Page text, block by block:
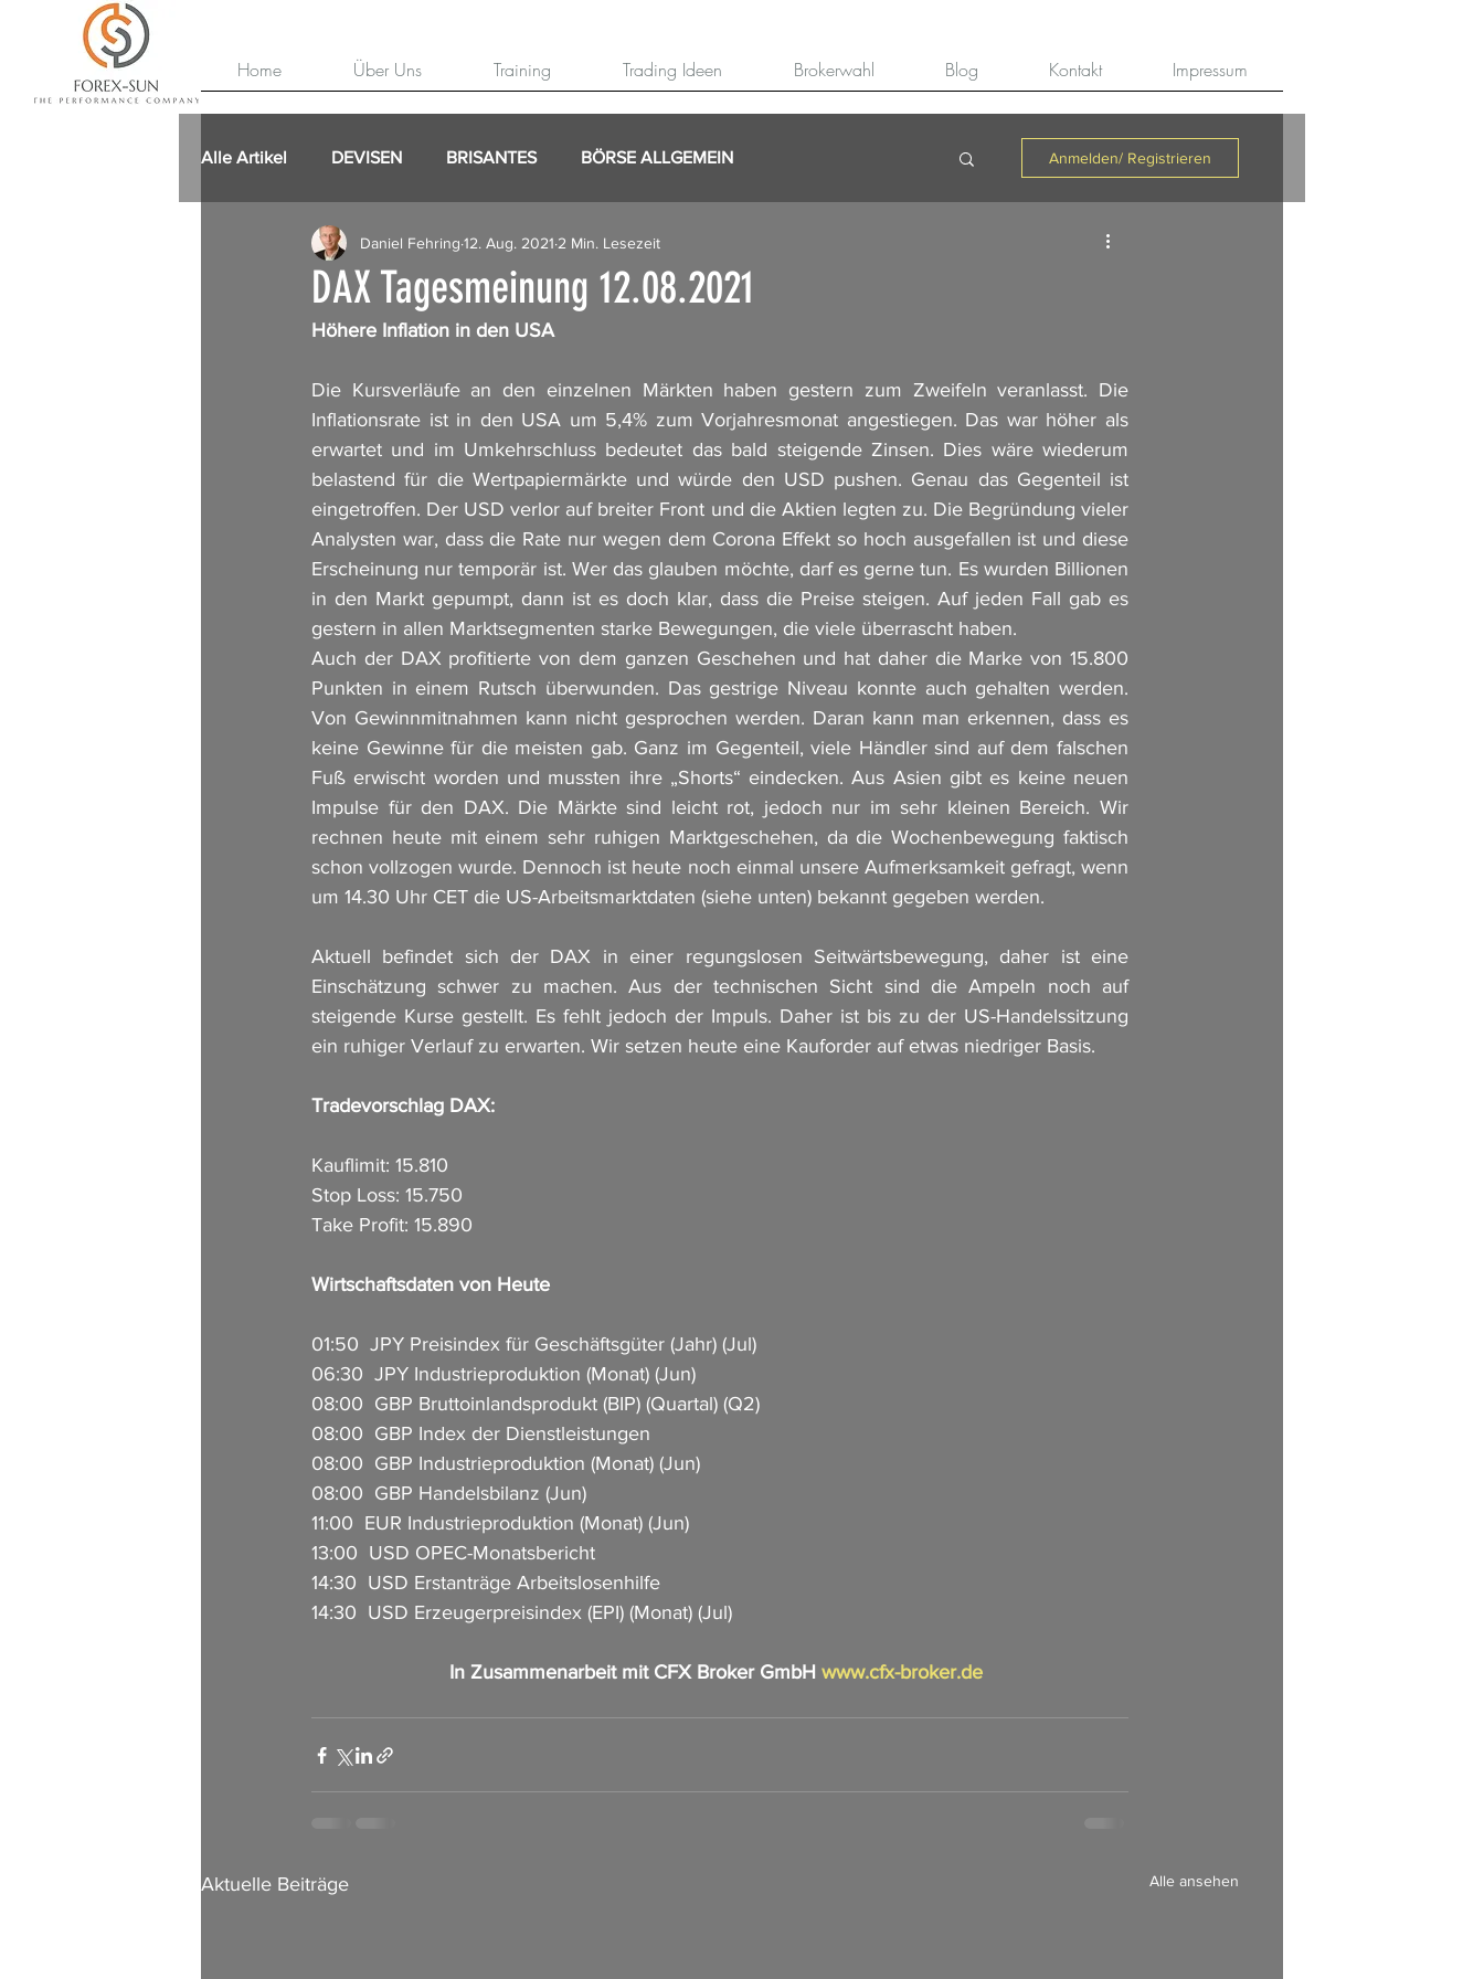
Home Über Uns Training Trading Ideen Brokerwahl Blog Kontakt Impressum
Alle Artikel DEVISEN BRISANTES BÖRSE ALLGEMEIN Anmelden/ Registrieren
DAX Tagesmeinung 12.08.2021
Daniel Fehring 12. Aug. 2021 2 Min. Lesezeit
Höhere Inflation in den USA
Die Kursverläufe an den einzelnen Märkten haben gestern zum Zweifeln veranlasst. Die
Inflationsrate ist in den USA um 5,4% zum Vorjahresmonat angestiegen. Das war höher als
erwartet und im Umkehrschluss bedeutet das bald steigende Zinsen. Dies wäre wiederum
belastend für die Wertpapiermärkte und würde den USD pushen. Genau das Gegenteil ist
eingetroffen. Der USD verlor auf breiter Front und die Aktien legten zu. Die Begründung vieler
Analysten war, dass die Rate nur wegen dem Corona Effekt so hoch ausgefallen ist und diese
Erscheinung nur temporär ist. Wer das glauben möchte, darf es gerne tun. Es wurden Billionen
in den Markt gepumpt, dann ist es doch klar, dass die Preise steigen. Auf jeden Fall gab es
gestern in allen Marktsegmenten starke Bewegungen, die viele überrascht haben.
Auch der DAX profitierte von dem ganzen Geschehen und hat daher die Marke von 15.800
Punkten in einem Rutsch überwunden. Das gestrige Niveau konnte auch gehalten werden.
Von Gewinnmitnahmen kann nicht gesprochen werden. Daran kann man erkennen, dass es
keine Gewinne für die meisten gab. Ganz im Gegenteil, viele Händler sind auf dem falschen
Fuß erwischt worden und mussten ihre „Shorts“ eindecken. Aus Asien gibt es keine neuen
Impulse für den DAX. Die Märkte sind leicht rot, jedoch nur im sehr kleinen Bereich. Wir
rechnen heute mit einem sehr ruhigen Marktgeschehen, da die Wochenbewegung faktisch
schon vollzogen wurde. Dennoch ist heute noch einmal unsere Aufmerksamkeit gefragt, wenn
um 14.30 Uhr CET die US-Arbeitsmarktdaten (siehe unten) bekannt gegeben werden.
Aktuell befindet sich der DAX in einer regungslosen Seitwärtsbewegung, daher ist eine
Einschätzung schwer zu machen. Aus der technischen Sicht sind die Ampeln noch auf
steigende Kurse gestellt. Es fehlt jedoch der Impuls. Daher ist bis zu der US-Handelssitzung
ein ruhiger Verlauf zu erwarten. Wir setzen heute eine Kauforder auf etwas niedriger Basis.
Tradevorschlag DAX:
Kauflimit: 15.810
Stop Loss: 15.750
Take Profit: 15.890
Wirtschaftsdaten von Heute
01:50  JPY Preisindex für Geschäftsgüter (Jahr) (Jul)
06:30  JPY Industrieproduktion (Monat) (Jun)
08:00  GBP Bruttoinlandsprodukt (BIP) (Quartal) (Q2)
08:00  GBP Index der Dienstleistungen
08:00  GBP Industrieproduktion (Monat) (Jun)
08:00  GBP Handelsbilanz (Jun)
11:00  EUR Industrieproduktion (Monat) (Jun)
13:00  USD OPEC-Monatsbericht
14:30  USD Erstanträge Arbeitslosenhilfe
14:30  USD Erzeugerpreisindex (EPI) (Monat) (Jul)
In Zusammenarbeit mit CFX Broker GmbH www.cfx-broker.de
Aktuelle Beiträge Alle ansehen